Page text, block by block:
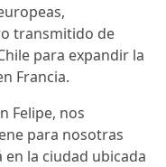
transmitido de
para expandir la
Francia.
Felipe, nos
para nosotras
la ciudad ubicada